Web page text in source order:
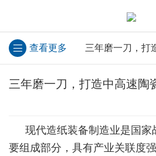
查看更多 三年磨一刀，打
三年磨一刀，打造中高速陶
现代造纸装备制造业是国家
要组成部分，具有产业关联度